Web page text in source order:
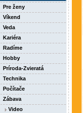
Pre ženy
Víkend
Veda
Kariéra
Radíme
Hobby
Príroda-Zvieratá
Technika
Počítače
Zábava
Video